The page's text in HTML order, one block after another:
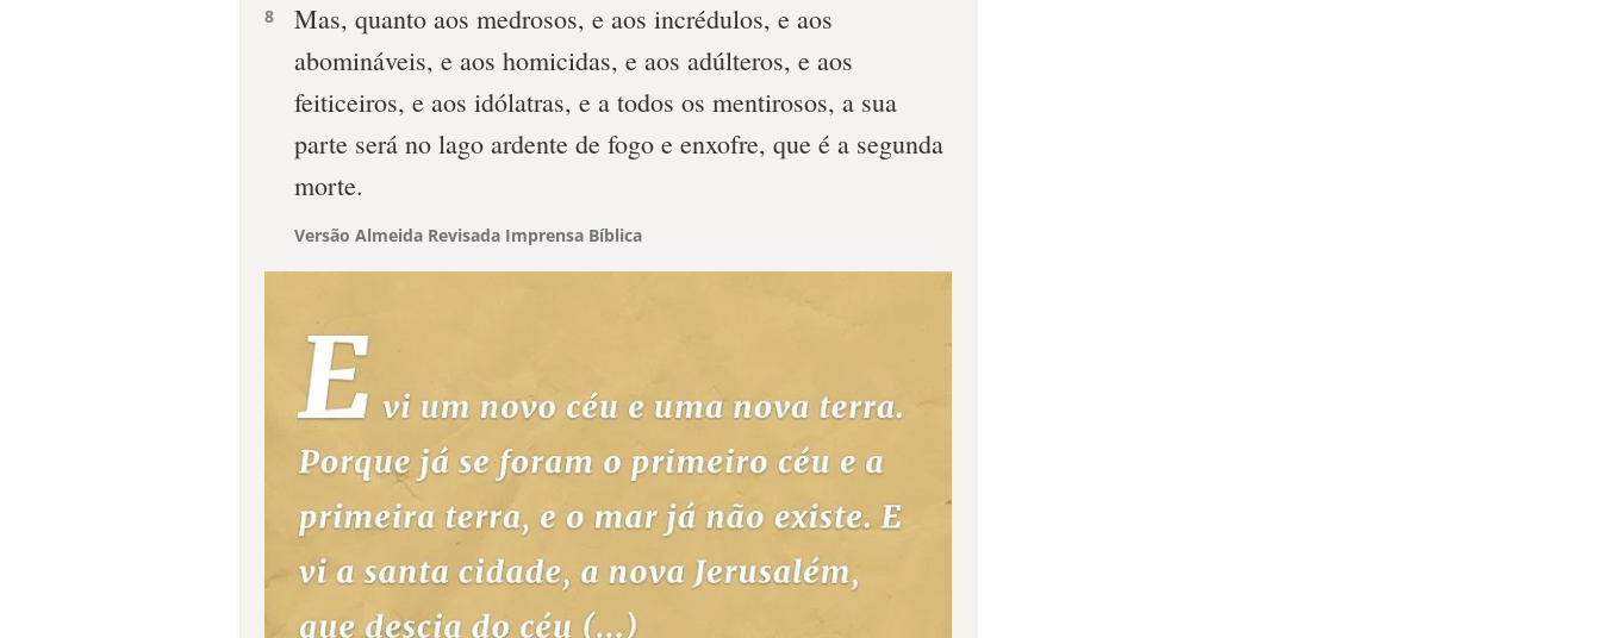
8
Mas, quanto aos medrosos, e aos incrédulos, e aos
abomináveis, e aos homicidas, e aos adúlteros, e aos
feiticeiros, e aos idólatras, e a todos os mentirosos, a sua
parte será no lago ardente de fogo e enxofre, que é a segunda
morte.
Versão Almeida Revisada Imprensa Bíblica